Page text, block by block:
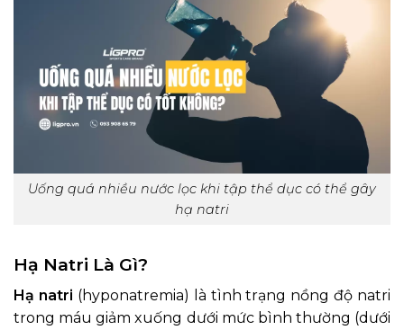
Uống quá nhiều nước lọc khi tập thể dục có thể gây
hạ natri
Hạ Natri Là Gì?
Hạ natri (hyponatremia) là tình trạng nồng độ natri
trong máu giảm xuống dưới mức bình thường (dưới